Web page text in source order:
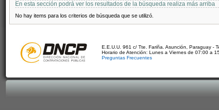
En esta sección podrá ver los resultados de la búsqueda realiza más arriba
No hay items para los criterios de búsqueda que se utilizó.
E.E.U.U. 961 c/ Tte. Fariña. Asunción, Paraguay -
Horario de Atención: Lunes a Viernes de 07:00 a
Preguntas Frecuentes